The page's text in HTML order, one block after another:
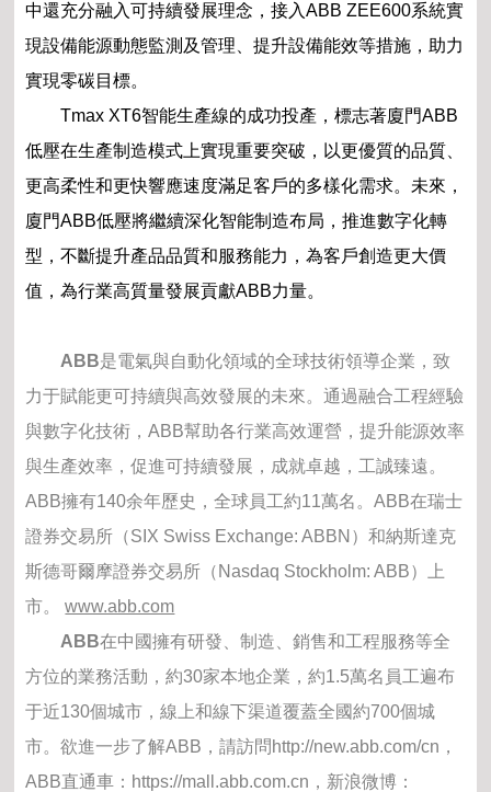
中還充分融入可持續發展理念，接入ABB ZEE600系統實
現設備能源動態監測及管理、提升設備能效等措施，助力
實現零碳目標。
Tmax XT6智能生產線的成功投產，標志著廈門ABB
低壓在生產制造模式上實現重要突破，以更優質的品質、
更高柔性和更快響應速度滿足客戶的多樣化需求。未來，
廈門ABB低壓將繼續深化智能制造布局，推進數字化轉
型，不斷提升產品品質和服務能力，為客戶創造更大價
值，為行業高質量發展貢獻ABB力量。
ABB是電氣與自動化領域的全球技術領導企業，致
力于賦能更可持續與高效發展的未來。通過融合工程經驗
與數字化技術，ABB幫助各行業高效運營，提升能源效率
與生產效率，促進可持續發展，成就卓越，工誠臻遠。
ABB擁有140余年歷史，全球員工約11萬名。ABB在瑞士
證券交易所（SIX Swiss Exchange: ABBN）和納斯達克
斯德哥爾摩證券交易所（Nasdaq Stockholm: ABB）上
市。www.abb.com
ABB在中國擁有研發、制造、銷售和工程服務等全
方位的業務活動，約30家本地企業，約1.5萬名員工遍布
于近130個城市，線上和線下渠道覆蓋全國約700個城
市。欲進一步了解ABB，請訪問http://new.abb.com/cn，
ABB直通車：https://mall.abb.com.cn，新浪微博：